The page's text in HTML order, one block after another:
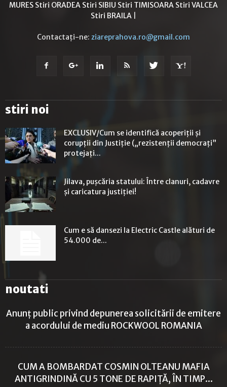
MURES Stiri ORADEA Stiri SIBIU Stiri TIMISOARA Stiri VALCEA
Stiri BRAILA
Contactați-ne: ziareprahova.ro@gmail.com
stiri noi
EXCLUSIV/Cum se identifică acoperiții și
corupții din Justiție („rezistenții democrați”
protejați...
Jilava, pușcăria statului: Între clanuri, cadavre
și caricatura justiției!
Cum e să dansezi la Electric Castle alături de
54.000 de...
noutati
Anunț public privind depunerea solicitării de emitere
a acordului de mediu ROCKWOOL ROMANIA
CUM A BOMBARDAT COSMIN OLTEANU MAFIA
ANTIGRINDINĂ CU 5 TONE DE RAPIȚĂ, ÎN TIMP...